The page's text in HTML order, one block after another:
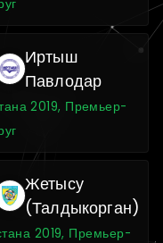
Иртыш
Павлодар
2019, Премьер-
Жетысу
(Талдыкорган)
2019, Премьер-